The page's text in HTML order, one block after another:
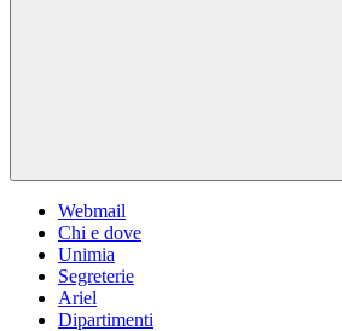
Webmail
Chi e dove
Unimia
Segreterie
Ariel
Dipartimenti